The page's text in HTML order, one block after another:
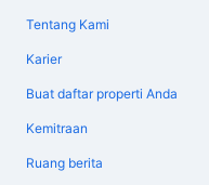
Tentang Kami
Karier
Buat daftar properti Anda
Kemitraan
Ruang berita